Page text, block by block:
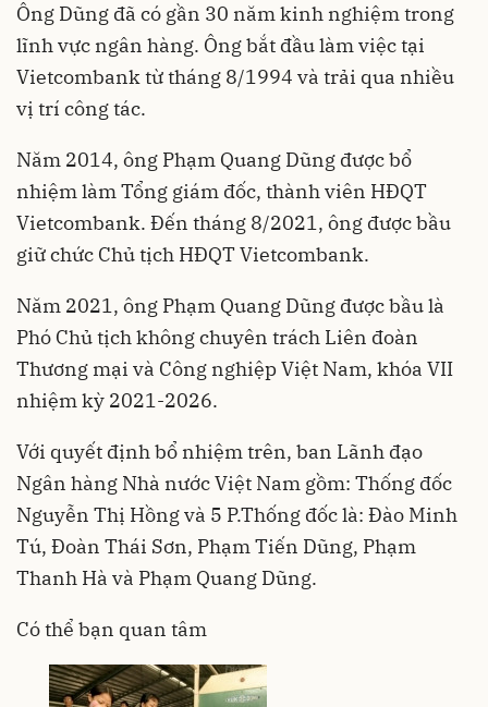
Ông Dũng đã có gần 30 năm kinh nghiệm trong
lĩnh vực ngân hàng. Ông bắt đầu làm việc tại
Vietcombank từ tháng 8/1994 và trải qua nhiều
vị trí công tác.
Năm 2014, ông Phạm Quang Dũng được bổ
nhiệm làm Tổng giám đốc, thành viên HĐQT
Vietcombank. Đến tháng 8/2021, ông được bầu
giữ chức Chủ tịch HĐQT Vietcombank.
Năm 2021, ông Phạm Quang Dũng được bầu là
Phó Chủ tịch không chuyên trách Liên đoàn
Thương mại và Công nghiệp Việt Nam, khóa VII
nhiệm kỳ 2021-2026.
Với quyết định bổ nhiệm trên, ban Lãnh đạo
Ngân hàng Nhà nướcViệt Nam gồm: Thống đốc
Nguyễn Thị Hồng và 5 P.Thống đốc là: Đào Minh
Tú, Đoàn Thái Sơn, Phạm Tiến Dũng, Phạm
Thanh Hà và Phạm Quang Dũng.
Có thể bạn quan tâm